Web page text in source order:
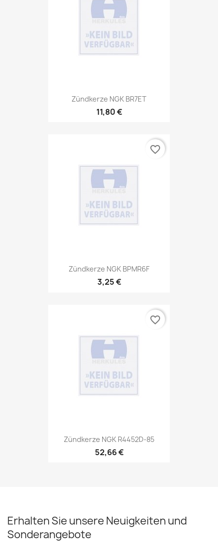
Zündkerze NGK BR7ET
11,80 €
Zündkerze NGK BPMR6F
3,25 €
favorite_border
Zündkerze NGK R4452D-85
52,66 €
favorite_border
Erhalten Sie unsere Neuigkeiten und
Sonderangebote